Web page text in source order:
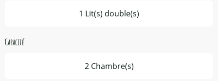
1 Lit(s) double(s)
Capacité
2 Chambre(s)